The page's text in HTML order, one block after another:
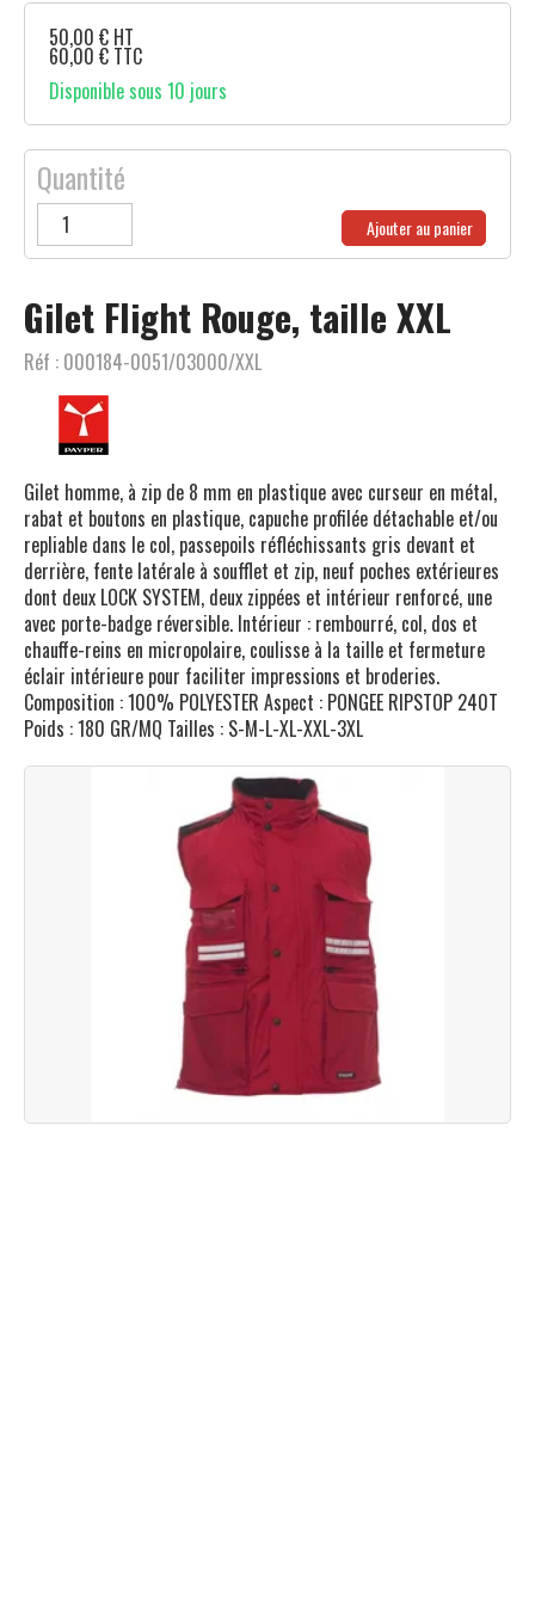
Gilet Flight Rouge, taille XXL
Réf : 000184-0051/03000/XXL
Gilet homme, à zip de 8 mm en plastique avec curseur en métal,
rabat et boutons en plastique, capuche profilée détachable et/ou
repliable dans le col, passepoils réfléchissants gris devant et
derrière, fente latérale à soufflet et zip, neuf poches extérieures
dont deux LOCK SYSTEM, deux zippées et intérieur renforcé, une
avec porte-badge réversible. Intérieur : rembourré, col, dos et
chauffe-reins en micropolaire, coulisse à la taille et fermeture
éclair intérieure pour faciliter impressions et broderies.
Composition : 100% POLYESTER Aspect : PONGEE RIPSTOP 240T
Poids : 180 GR/MQ Tailles : S-M-L-XL-XXL-3XL
50,00 € HT
60,00 € TTC
Disponible sous 10 jours
Quantité
Ajouter au panier